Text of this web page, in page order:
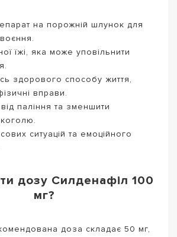
на порожній шлунок для
їжі, яка може уповільнити
здорового способу життя,
вправи.
паління та зменшити
ситуацій та емоційного
дозу Силденафіл 100
мг?
доза складає 50 мг,